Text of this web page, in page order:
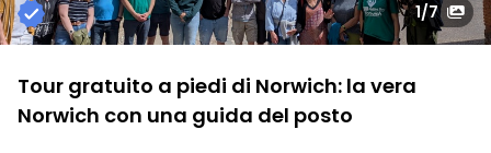
1/7
Tour gratuito a piedi di Norwich: la vera
Norwich con una guida del posto